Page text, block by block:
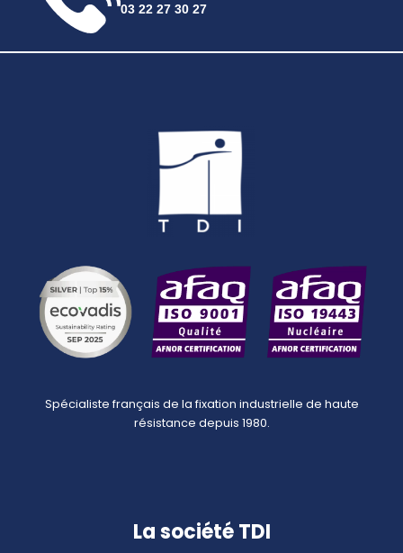
03 22 27 30 27
Spécialiste français de la fixation industrielle de haute
résistance depuis 1980.
La société TDI